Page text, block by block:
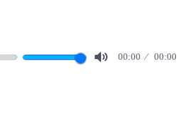
00:00 00:00